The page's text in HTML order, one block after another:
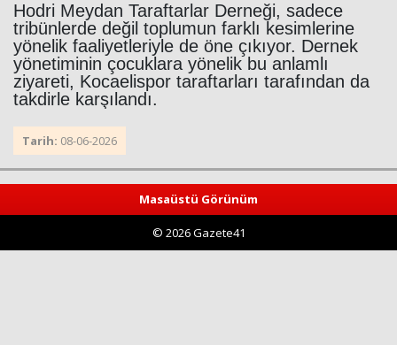
Hodri Meydan Taraftarlar Derneği, sadece
tribünlerde değil toplumun farklı kesimlerine
yönelik faaliyetleriyle de öne çıkıyor. Dernek
yönetiminin çocuklara yönelik bu anlamlı
ziyareti, Kocaelispor taraftarları tarafından da
takdirle karşılandı.
Tarih: 08-06-2026
Masaüstü Görünüm
© 2026 Gazete41